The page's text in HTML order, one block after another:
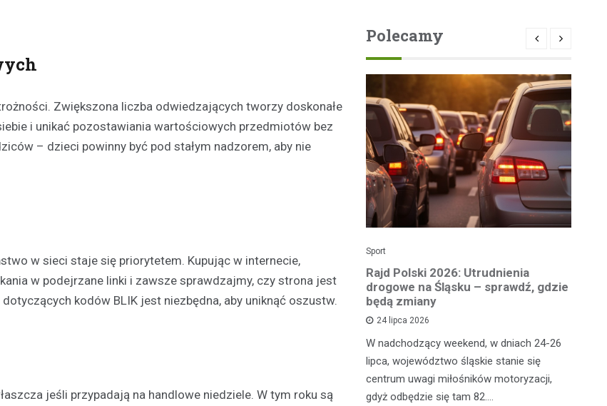
Zwiększona liczba odwiedzających tworzy doskonałe
i unikać pozostawiania wartościowych przedmiotów bez
– dzieci powinny być pod stałym nadzorem, aby nie
w sieci staje się priorytetem. Kupując w internecie,
w podejrzane linki i zawsze sprawdzajmy, czy strona jest
dotyczących kodów BLIK jest niezbędna, aby uniknąć oszustw.
jeśli przypadają na handlowe niedziele. W tym roku są
Polecamy
Festyn rodzinny w Moszczenicy:
emocjonujące zakończenie sezonu
z nagrodami i atrakcjami
sezon sportowy w UKS Orzeł Moszczenica.
Sport
Rajd Polski 2026: Utrudnienia
drogowe na Śląsku – sprawdź, gdzie
będą zmiany
24 lipca 2026
W nadchodzący weekend, w dniach 24-26
lipca, województwo śląskie stanie się
centrum uwagi miłośników motoryzacji,
gdyż odbędzie się tam 82.…